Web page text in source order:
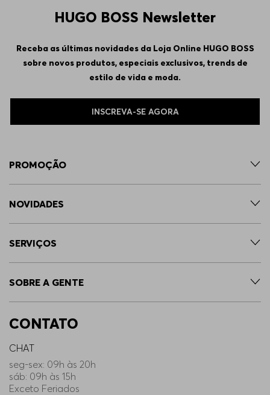
HUGO BOSS Newsletter
Receba as últimas novidades da Loja Online HUGO BOSS
sobre novos produtos, especiais exclusivos, trends de
estilo de vida e moda.
INSCREVA-SE AGORA
PROMOÇÃO
NOVIDADES
SERVIÇOS
SOBRE A GENTE
CONTATO
CHAT
seg-sex: 09h às 20h
sáb: 09h às 15h
Exceto Feriados